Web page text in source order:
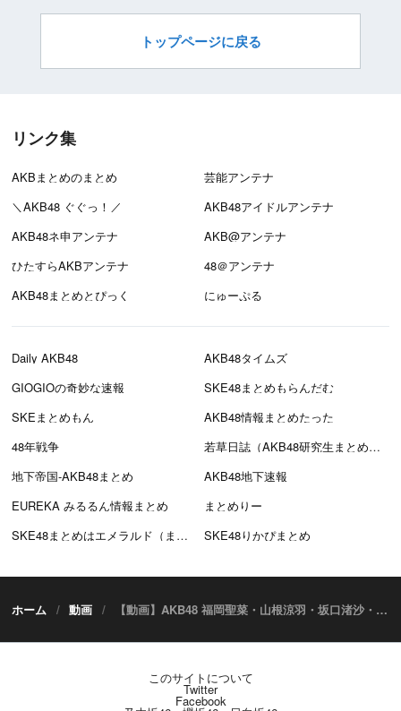
トップページに戻る
リンク集
AKBまとめのまとめ
芸能アンテナ
＼AKB48 ぐぐっ！／
AKB48アイドルアンテナ
AKB48ネ申アンテナ
AKB@アンテナ
ひたすらAKBアンテナ
48＠アンテナ
AKB48まとめとぴっく
にゅーぷる
Daily AKB48
AKB48タイムズ
GIOGIOの奇妙な速報
SKE48まとめもらんだむ
SKEまとめもん
AKB48情報まとめたった
48年戦争
若草日誌（AKB48研究生まとめブログ）
地下帝国-AKB48まとめ
AKB48地下速報
EUREKA みるるん情報まとめ
まとめりー
SKE48まとめはエメラルド（まとえめ）
SKE48りかぴまとめ
ホーム 動画 【動画】AKB48 福岡聖菜・山根涼羽・坂口渚沙・倉野尾成美「17LIVE 2021年 AKB48成人式」PR映像
このサイトについて
Twitter
Facebook